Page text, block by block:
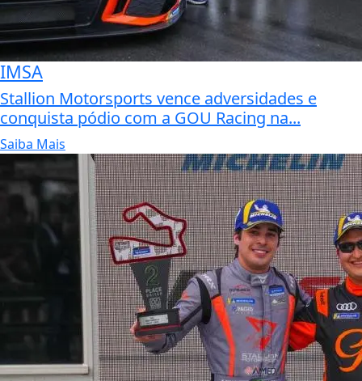
IMSA
Stallion Motorsports vence adversidades e
conquista pódio com a GOU Racing na...
Saiba Mais